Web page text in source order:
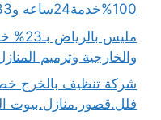
100%خدمة24ساعه و33% خصم فوري
مليس
والخارجية وترميم
فلل.قصور.منازل.بيوت